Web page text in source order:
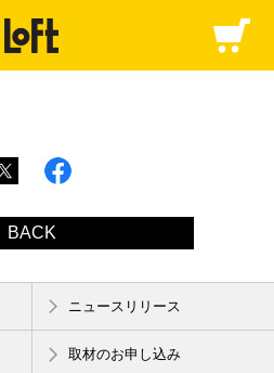
BACK
ニュースリリース
取材のお申し込み